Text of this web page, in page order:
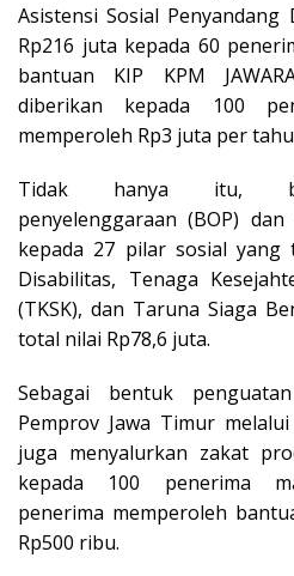
Asistensi Sosial Penyandang
Rp216 juta kepada 60
bantuan KIP KPM
diberikan kepada 100
memperoleh Rp3 juta per
Tidak hanya itu,
penyelenggaraan (BOP)
kepada 27 pilar sosial yang
Disabilitas, Tenaga
(TKSK), dan Taruna Siaga
total nilai Rp78,6 juta.
Sebagai bentuk
Pemprov Jawa Timur
juga menyalurkan zakat
kepada 100 penerima
penerima memperoleh
Rp500 ribu.